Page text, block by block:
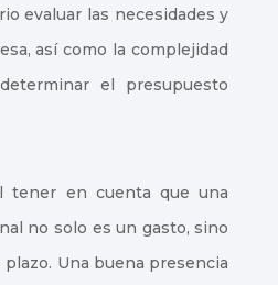
evaluar las necesidades y
así como la complejidad
el presupuesto
tener en cuenta que una
no solo es un gasto, sino
Una buena presencia